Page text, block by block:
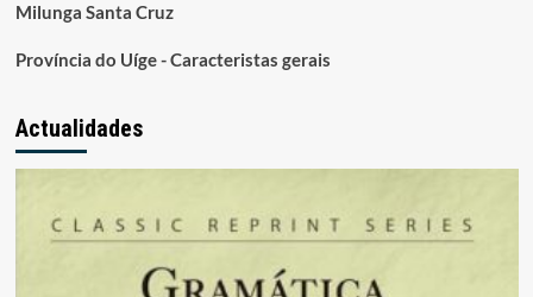
Milunga Santa Cruz
Província do Uíge - Caracteristas gerais
Actualidades